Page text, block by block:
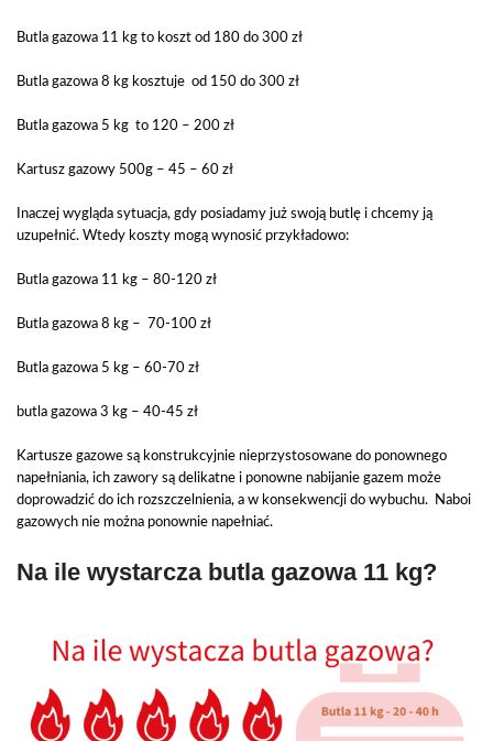
Butla gazowa 11 kg to koszt od 180 do 300 zł
Butla gazowa 8 kg kosztuje od 150 do 300 zł
Butla gazowa 5 kg to 120 – 200 zł
Kartusz gazowy 500g – 45 – 60 zł
Inaczej wygląda sytuacja, gdy posiadamy już swoją butlę i chcemy ją
uzupełnić. Wtedy koszty mogą wynosić przykładowo:
Butla gazowa 11 kg – 80-120 zł
Butla gazowa 8 kg – 70-100 zł
Butla gazowa 5 kg – 60-70 zł
butla gazowa 3 kg – 40-45 zł
Kartusze gazowe są konstrukcyjnie nieprzystosowane do ponownego
napełniania, ich zawory są delikatne i ponowne nabijanie gazem może
doprowadzić do ich rozszczelnienia, a w konsekwencji do wybuchu. Naboi
gazowych nie można ponownie napełniać.
Na ile wystarcza butla gazowa 11 kg?